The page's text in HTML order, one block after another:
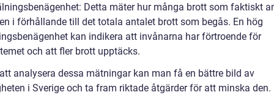
Detta mäter hur många brott som faktiskt
i förhållande till det totala antalet brott som begås. En hög
kan indikera att invånarna har förtroende för
och att fler brott upptäcks.
analysera dessa mätningar kan man få en bättre bild av
i Sverige och ta fram riktade åtgärder för att minska den.